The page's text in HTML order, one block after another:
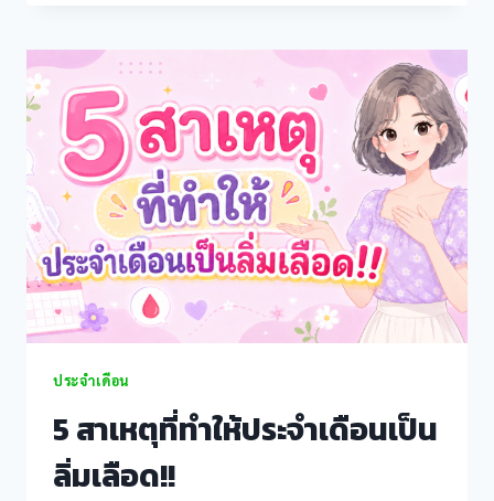
panel
panel
panel
panel
panel
panel
เลือด
ทำให้
ปวด
ท้อง
มาก
ขึ้น
จริง
หรือ?
ประจำเดือน
5 สาเหตุที่ทำให้ประจำเดือนเป็น
ลิ่มเลือด!!